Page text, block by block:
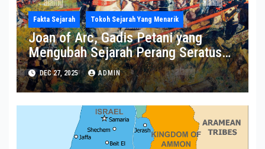
Fakta Sejarah Tokoh Sejarah Yang Menarik
Joan of Arc, Gadis Petani yang
Mengubah Sejarah Perang Seratus
Tahun
DEC 27, 2025 ADMIN